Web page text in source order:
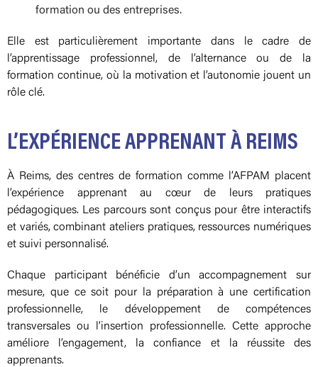
formation ou des entreprises.
Elle est particulièrement importante dans le cadre de
l’apprentissage professionnel, de l’alternance ou de la
formation continue, où la motivation et l’autonomie jouent un
rôle clé.
L’EXPÉRIENCE APPRENANT À REIMS
À Reims, des centres de formation comme l’AFPAM placent
l’expérience apprenant au cœur de leurs pratiques
pédagogiques. Les parcours sont conçus pour être interactifs
et variés, combinant ateliers pratiques, ressources numériques
et suivi personnalisé.
Chaque participant bénéficie d’un accompagnement sur
mesure, que ce soit pour la préparation à une certification
professionnelle, le développement de compétences
transversales ou l’insertion professionnelle. Cette approche
améliore l’engagement, la confiance et la réussite des
apprenants.